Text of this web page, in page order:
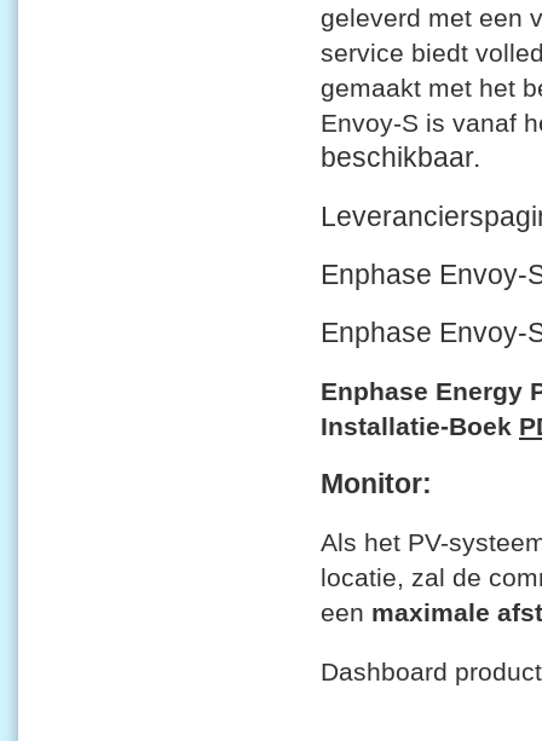
geleverd met een
service biedt
gemaakt met het
Envoy-S is vanaf
beschikbaar.
Enphase Envoy-
Enphase
Enphase Energy
Installatie-Boek
Monitor:
Als het PV-
locatie, zal de
een maximale
Dashboard